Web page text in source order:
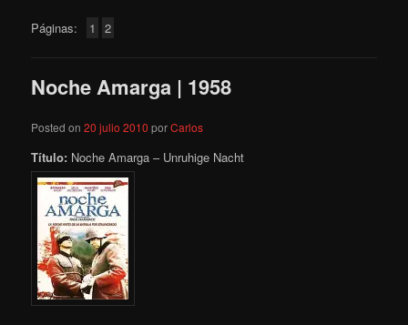
Páginas: 1 2
Noche Amarga | 1958
Posted on20 julio 2010 porCarlos
Título: Noche Amarga – Unruhige Nacht